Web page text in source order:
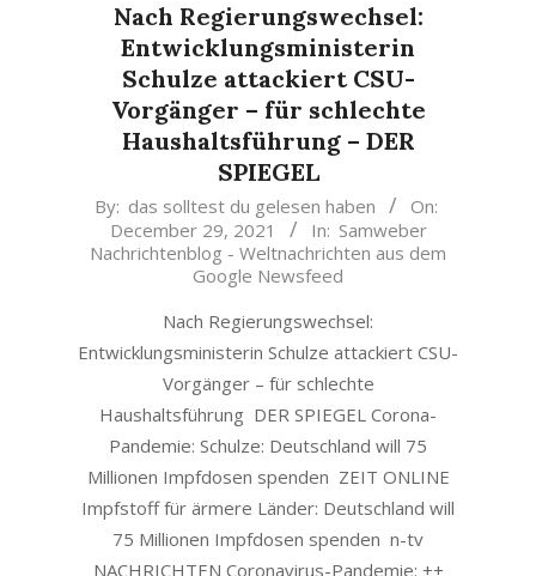
Nach Regierungswechsel:
Entwicklungsministerin
Schulze attackiert CSU-
Vorgänger – für schlechte
Haushaltsführung – DER
SPIEGEL
2021-
29
By: das solltest du gelesen haben
On:
December 29, 2021
In: Samweber
Nachrichtenblog - Weltnachrichten aus dem
Google Newsfeed
Nach Regierungswechsel:
Entwicklungsministerin Schulze attackiert CSU-
Vorgänger – für schlechte
Haushaltsführung DER SPIEGEL Corona-
Pandemie: Schulze: Deutschland will 75
Millionen Impfdosen spenden ZEIT ONLINE
Impfstoff für ärmere Länder: Deutschland will
75 Millionen Impfdosen spenden n-tv
NACHRICHTEN Coronavirus-Pandemie: ++